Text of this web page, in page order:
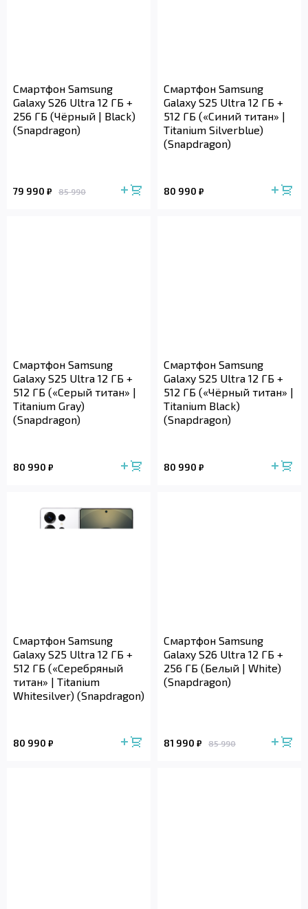
Смартфон Samsung
Galaxy S26 Ultra 12 ГБ +
256 ГБ (Чёрный | Black)
(Snapdragon)
79 990 ₽ 85 990
Смартфон Samsung
Galaxy S25 Ultra 12 ГБ +
512 ГБ («Синий титан» |
Titanium Silverblue)
(Snapdragon)
80 990 ₽
Смартфон Samsung
Galaxy S25 Ultra 12 ГБ +
512 ГБ («Серый титан» |
Titanium Gray)
(Snapdragon)
80 990 ₽
Смартфон Samsung
Galaxy S25 Ultra 12 ГБ +
512 ГБ («Чёрный титан» |
Titanium Black)
(Snapdragon)
80 990 ₽
Смартфон Samsung
Galaxy S25 Ultra 12 ГБ +
512 ГБ («Серебряный
титан» | Titanium
Whitesilver) (Snapdragon)
80 990 ₽
Смартфон Samsung
Galaxy S26 Ultra 12 ГБ +
256 ГБ (Белый | White)
(Snapdragon)
81 990 ₽ 85 990